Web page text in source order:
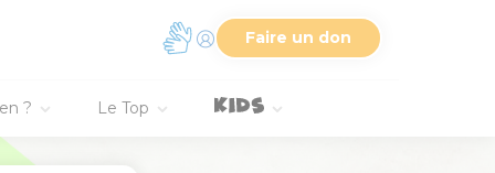
Faire un don
? Le Top